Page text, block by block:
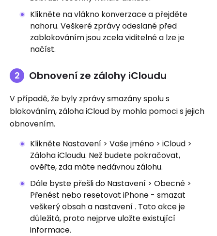
Klikněte na vlákno konverzace a přejděte
nahoru. Veškeré zprávy odeslané před
zablokováním jsou zcela viditelné a lze je
načíst.
Obnovení ze zálohy iCloudu
V případě, že byly zprávy smazány spolu s
blokováním, záloha iCloud by mohla pomoci s jejich
obnovením.
Klikněte Nastavení > Vaše jméno > iCloud >
Záloha iCloudu. Než budete pokračovat,
ověřte, zda máte nedávnou zálohu.
Dále byste přešli do Nastavení > Obecné >
Přenést nebo resetovat iPhone - smazat
veškerý obsah a nastavení . Tato akce je
důležitá, proto nejprve uložte existující
informace.